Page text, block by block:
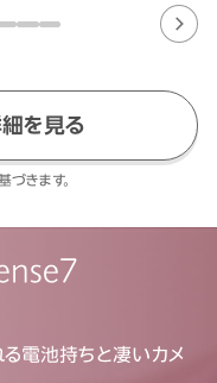
を見る
きます。
電池持ちと凄いカメ